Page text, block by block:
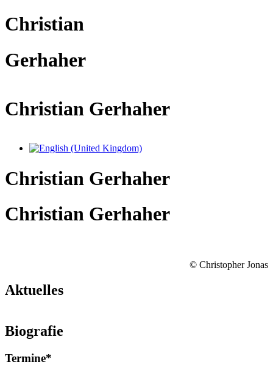
Christian
Gerhaher
Christian Gerhaher
Sprache auswählen
Christian Gerhaher
Christian Gerhaher
© Christopher Jonas
Aktuelles
© Torbjorn Toby Jorgensen
Mehr lesen
Biografie
Termine*